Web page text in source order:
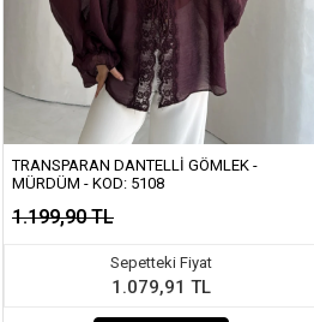
TRANSPARAN DANTELLI GÖMLEK -
MÜRDÜM - KOD: 5108
1.199,90 TL
Sepetteki Fiyat
1.079,91 TL